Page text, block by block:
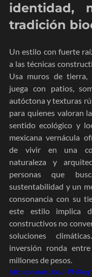
identidad,
tradición
Un estilo con fuerte
a las técnicas
Usa muros de
juega con patios,
autóctona y texturas
para quienes valoran
sentido ecológico y
mexicana vernácula
de vivir en una
naturaleza y
personas que
sustentabilidad y un
consonancia con su
este estilo implica
constructivos no
soluciones
inversión ronda
millones de pesos.
https://youtu.be/J-